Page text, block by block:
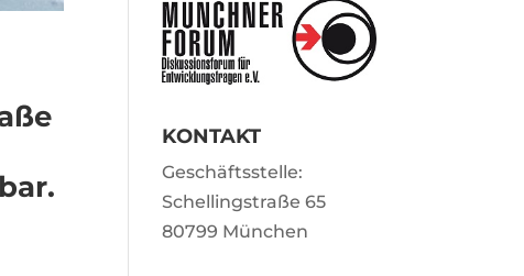
KONTAKT
Geschäftsstelle:
Schellingstraße 65
80799 München